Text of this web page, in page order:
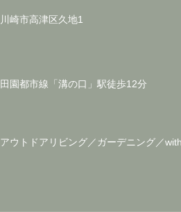
川崎市高津区久地1
田園都市線「溝の口」駅徒歩12分
アウトドアリビング／ガーデニング／